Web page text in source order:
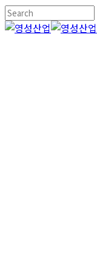
Skip
to
Close